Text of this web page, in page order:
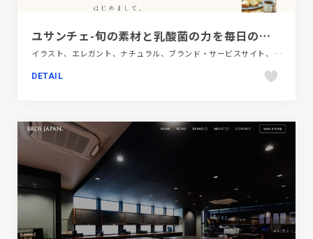
ユサンチェ-旬の素材と乳酸菌の力を毎日の食卓へ。-やまや
イラスト、エレガント、ナチュラル、ブランド・サービスサイト、ホワイト系、医療・ヘルスケア、飲料・食品
DETAIL